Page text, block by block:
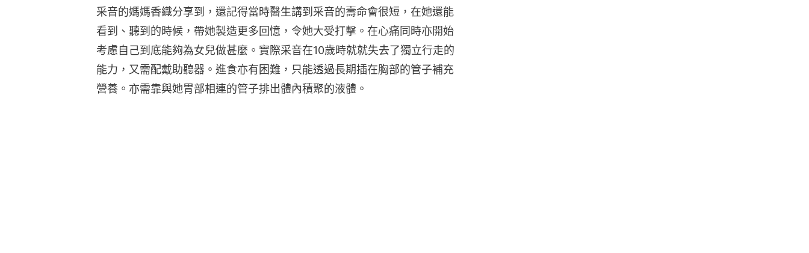
采音的媽媽香織分享到，還記得當時醫生講到采音的壽命會很短，在她還能
看到、聽到的時候，帶她製造更多回憶，令她大受打擊。在心痛同時亦開始
考慮自己到底能夠為女兒做甚麼。實際采音在10歲時就就失去了獨立行走的
能力，又需配戴助聽器。進食亦有困難，只能透過長期插在胸部的管子補充
營養。亦需靠與她胃部相連的管子排出體內積聚的液體。